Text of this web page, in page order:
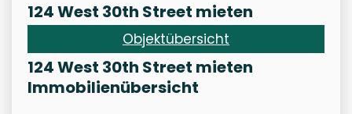
124 West 30th Street mieten
Objektübersicht
124 West 30th Street mieten
Immobilienübersicht